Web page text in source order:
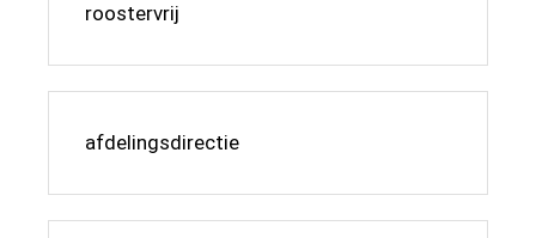
roostervrij
afdelingsdirectie